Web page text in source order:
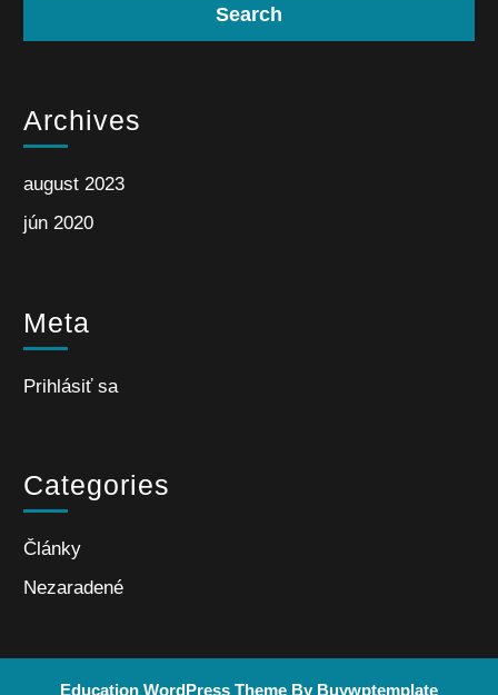
Archives
august 2023
jún 2020
Meta
Prihlásiť sa
Categories
Články
Nezaradené
Education WordPress Theme By Buywptemplate